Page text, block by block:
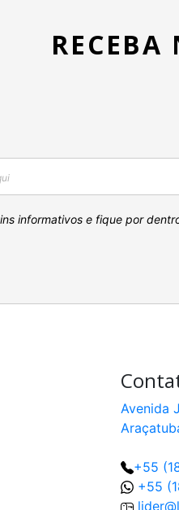
informativos e fique por
Avenida
+55
+55